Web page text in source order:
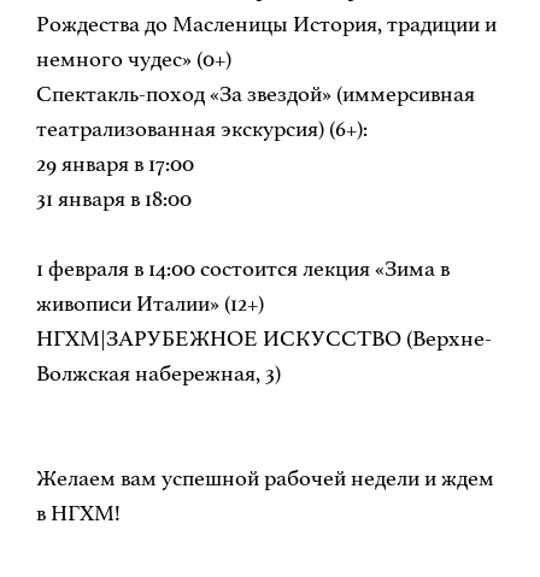
Рождества до Масленицы История, традиции и
немного чудес» (0+)
Спектакль-поход «За звездой» (иммерсивная
театрализованная экскурсия) (6+):
29 января в 17:00
31 января в 18:00
1 февраля в 14:00 состоится лекция «Зима в
живописи Италии» (12+)
НГХМ|ЗАРУБЕЖНОЕ ИСКУССТВО (Верхне-
Волжская набережная, 3)
Желаем вам успешной рабочей недели и ждем
в НГХМ!